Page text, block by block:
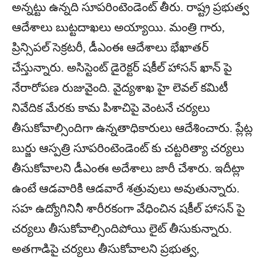
అన్నట్టు ఉన్నది సూపరింటెండెంట్‌ తీరు. రాష్ట్ర ప్రభుత్వ
ఆదేశాలు బుట్టదాఖలు అయ్యాయి. మంత్రి గారు,
ప్రిన్సిపల్‌ సెక్రటరీ, డీఎంఈ ఆదేశాలు భేఖాతర్‌
చేస్తున్నారు. అసిస్టెంట్‌ డైరెక్టర్‌ షకీల్‌ హాసన్‌ ఖాన్‌ పై
నేరారోపణ రుజువైంది. వైద్యశాఖ హై లెవల్‌ కమిటీ
నివేదిక మేరకు కామ పిశాచిపై వెంటనే చర్యలు
తీసుకోవాల్సిందిగా ఉన్నతాధికారులు ఆదేశించారు. ప్లేట్ల
బుర్జు ఆస్పత్రి సూపరింటెండెంట్‌ కు చట్టరిత్యా చర్యలు
తీసుకోవాలని డీఎంఈ అదేశాలు జారీ చేశారు. ఇదీట్లా
ఉంటే ఆడవారికి ఆడవారే శత్రువులు అవుతున్నారు.
సహ ఉద్యోగినినీ శారీరకంగా వేధించిన షకీల్‌ హాసన్‌ పై
చర్యలు తీసుకోవాల్సిందిపోయి లైట్‌ తీసుకున్నారు.
అతగాడిపై చర్యలు తీసుకోవాలని ప్రభుత్వ,